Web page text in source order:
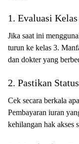
1. Evaluasi
Jika saat ini
turun ke kelas 3.
dan dokter yang
2. Pastikan
Cek secara berkala
Pembayaran iuran
kehilangan hak akses